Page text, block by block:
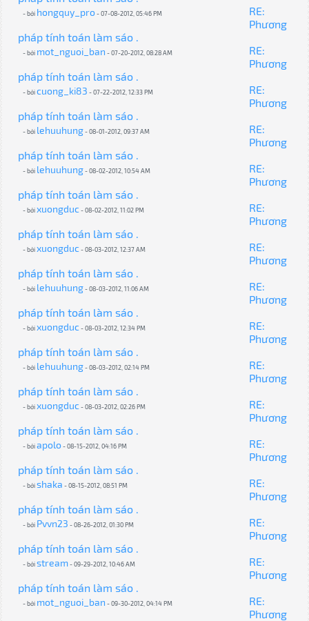
- bởi hongquy_pro- 07-08-2012, 05:46 PM
RE:
Phương
pháp tính toán làm sáo .
- bởi mot_nguoi_ban - 07-20-2012, 08:28 AM
RE:
Phương
pháp tính toán làm sáo .
- bởicuong_ki83 - 07-22-2012, 12:33 PM
RE:
Phương
pháp tính toán làm sáo .
- bởi lehuuhung- 08-01-2012, 09:37 AM
RE:
Phương
pháp tính toán làm sáo .
- bởi lehuuhung- 08-02-2012, 10:54 AM
RE:
Phương
pháp tính toán làm sáo .
- bởixuongduc- 08-02-2012, 11:02 PM
RE:
Phương
pháp tính toán làm sáo .
- bởixuongduc- 08-03-2012, 12:37 AM
RE:
Phương
pháp tính toán làm sáo .
- bởi lehuuhung- 08-03-2012, 11:06 AM
RE:
Phương
pháp tính toán làm sáo .
- bởixuongduc- 08-03-2012, 12:34 PM
RE:
Phương
pháp tính toán làm sáo .
- bởi lehuuhung- 08-03-2012, 02:14 PM
RE:
Phương
pháp tính toán làm sáo .
- bởixuongduc- 08-03-2012, 02:26 PM
RE:
Phương
pháp tính toán làm sáo .
- bởiapolo- 08-15-2012, 04:16 PM
RE:
Phương
pháp tính toán làm sáo .
- bởishaka - 08-15-2012, 08:51 PM
RE:
Phương
pháp tính toán làm sáo .
- bởi Pvvn23 - 08-26-2012, 01:30 PM
RE:
Phương
pháp tính toán làm sáo .
- bởistream- 09-29-2012, 10:46 AM
RE:
Phương
pháp tính toán làm sáo .
- bởi mot_nguoi_ban - 09-30-2012, 04:14 PM
RE:
Phương